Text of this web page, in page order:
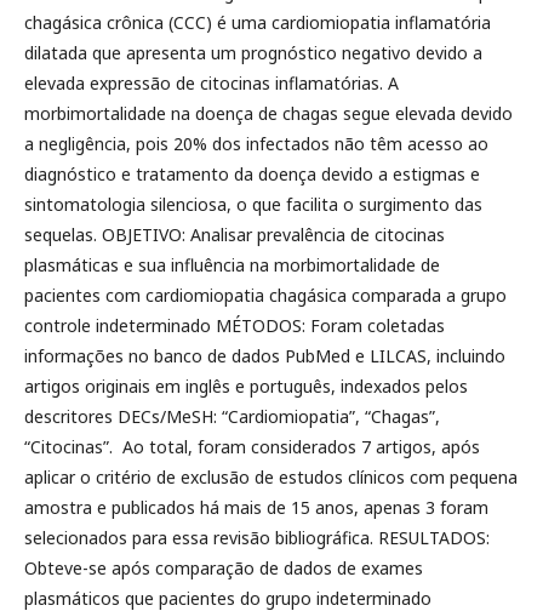
chagásica crônica (CCC) é uma cardiomiopatia inflamatória
dilatada que apresenta um prognóstico negativo devido a
elevada expressão de citocinas inflamatórias. A
morbimortalidade na doença de chagas segue elevada devido
a negligência, pois 20% dos infectados não têm acesso ao
diagnóstico e tratamento da doença devido a estigmas e
sintomatologia silenciosa, o que facilita o surgimento das
sequelas. OBJETIVO: Analisar prevalência de citocinas
plasmáticas e sua influência na morbimortalidade de
pacientes com cardiomiopatia chagásica comparada a grupo
controle indeterminado MÉTODOS: Foram coletadas
informações no banco de dados PubMed e LILCAS, incluindo
artigos originais em inglês e português, indexados pelos
descritores DECs/MeSH: “Cardiomiopatia”, “Chagas”,
“Citocinas”. Ao total, foram considerados 7 artigos, após
aplicar o critério de exclusão de estudos clínicos com pequena
amostra e publicados há mais de 15 anos, apenas 3 foram
selecionados para essa revisão bibliográfica. RESULTADOS:
Obteve-se após comparação de dados de exames
plasmáticos que pacientes do grupo indeterminado